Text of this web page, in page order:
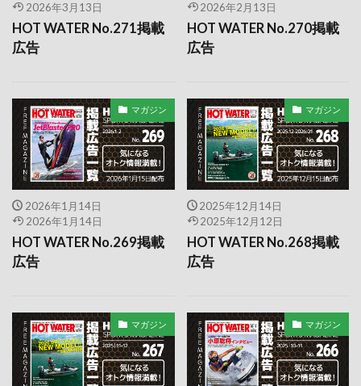
房総マリーナ
救命胴衣
新豊洲クルージングクラブ
日本ボート・オブ・ザ・イヤー
日本マリン事業協会
日本中古艇協会
日本小型船舶検査機構
日本海洋レジャー安全・振興協会
日本財団
日本青バイ隊
日清紡ホールディングス
早慶レガッタ
明石市 映画
昭和池
更新講習
東京モーターサイクルショー
東京五輪
東京国際消防防災展2023
東京地区海の安全運動推進連絡会議
2026年3月13日
HOT WATER No.271掲載
広告
2026年2月13日
HOT WATER No.270掲載
広告
マガジン
2026年1月14日
2026年1月14日
HOT WATER No.269掲載
広告
マガジン
2025年12月14日
2025年12月12日
HOT WATER No.268掲載
広告
マガジン マガジン